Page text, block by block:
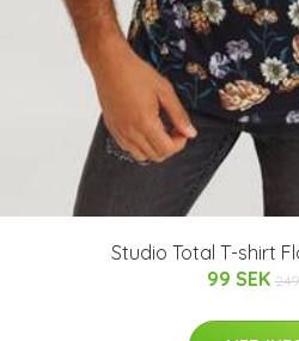
Studio Total T-shirt
99 SEK